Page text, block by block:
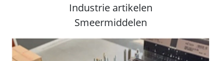
Industrie artikelen
Smeermiddelen